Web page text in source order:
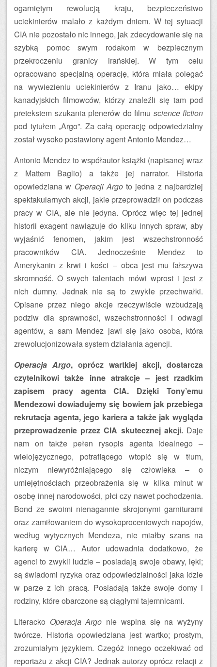
ogarniętym rewolucją kraju, bezpieczeństwo
uciekinierów malało z każdym dniem. W tej sytuacji
CIA nie pozostało nic innego, jak zdecydowanie się na
szybką pomoc swym rodakom w bezpiecznym
przekroczeniu granicy irańskiej. W tym celu
opracowano specjalną operację, która miała polegać
na wywiezieniu uciekinierów z Iranu jako… ekipy
kanadyjskich filmowców, którzy znaleźli się tam pod
pretekstem szukania plenerów do filmu science fiction
pod tytułem „Argo”. Za całą operację odpowiedzialny
został wysoko postawiony agent Antonio Mendez…
Antonio Mendez to współautor książki (napisanej wraz
z Mattem Baglio) a także jej narrator. Historia
opowiedziana w Operacji Argoto jedna z najbardziej
spektakularnych akcji, jakie przeprowadził on podczas
pracy w CIA, ale nie jedyna. Oprócz więc tej jednej
historii exagent nawiązuje do kliku innych spraw, aby
wyjaśnić fenomen, jakim jest wszechstronność
pracowników CIA. Jednocześnie Mendez to
Amerykanin z krwi i kości – obca jest mu fałszywa
skromność. O swych talentach mówi wprost i jest z
nich dumny. Jednak nie są to zwykłe przechwałki.
Opisane przez niego akcje rzeczywiście wzbudzają
podziw dla sprawności, wszechstronności i odwagi
agentów, a sam Mendez jawi się jako osoba, która
zrewolucjonizowała system działania agencji.
Operacja Argo, oprócz wartkiej akcji, dostarcza
czytelnikowi także inne atrakcje – jest rzadkim
zapisem pracy agenta CIA. Dzięki Tony’emu
Mendezowi dowiadujemy się bowiem jak przebiega
rekrutacja agenta, jego kariera a także jak wygląda
przeprowadzenie przez CIA skutecznej akcji.Daje
nam on także pełen rysopis agenta idealnego –
wielojęzycznego, potrafiącego wtopić się w tłum,
niczym niewyróżniającego się człowieka – o
umiejętnościach przeobrażenia się w kilka minut w
osobę innej narodowości, płci czy nawet pochodzenia.
Bond ze swoimi nienagannie skrojonymi garniturami
oraz zamiłowaniem do wysokoprocentowych napojów,
według wytycznych Mendeza, nie miałby szans na
karierę w CIA… Autor udowadnia dodatkowo, że
agenci to zwykli ludzie – posiadają swoje obawy, lęki;
są świadomi ryzyka oraz odpowiedzialności jaka idzie
w parze z ich pracą. Posiadają także swoje domy i
rodziny, które obarczone są ciągłymi tajemnicami.
Literacko Operacja Argo nie wspina się na wyżyny
twórcze. Historia opowiedziana jest wartko; prostym,
zrozumiałym językiem. Czegóż innego oczekiwać od
reportażu z akcji CIA? Jednak autorzy oprócz relacji z